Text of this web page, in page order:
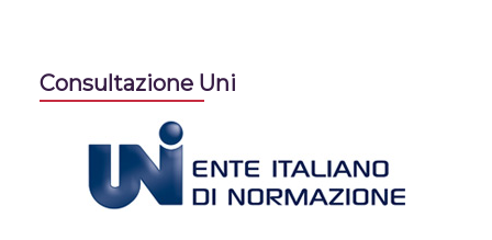
Consultazione Uni